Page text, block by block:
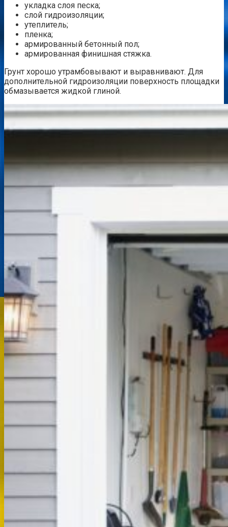
укладка слоя песка;
слой гидроизоляции;
утеплитель;
пленка;
армированный бетонный пол;
армированная финишная стяжка.
Грунт хорошо утрамбовывают и выравнивают. Для
дополнительной гидроизоляции поверхность площадки
обмазывается жидкой глиной.